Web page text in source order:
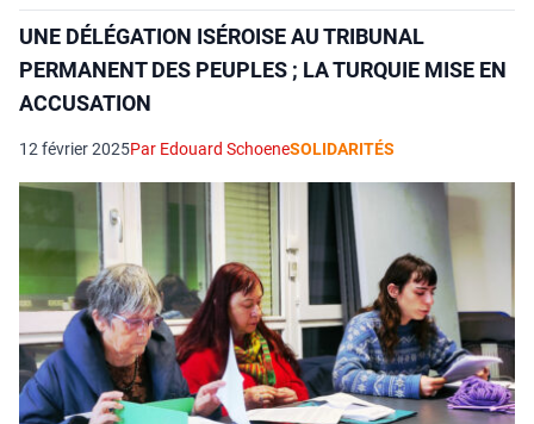
UNE DÉLÉGATION ISÉROISE AU TRIBUNAL
PERMANENT DES PEUPLES ; LA TURQUIE MISE EN
ACCUSATION
12 février 2025Par Edouard SchoeneSOLIDARITÉS